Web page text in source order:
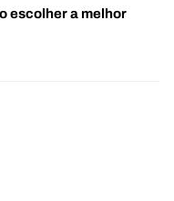
escolher a melhor